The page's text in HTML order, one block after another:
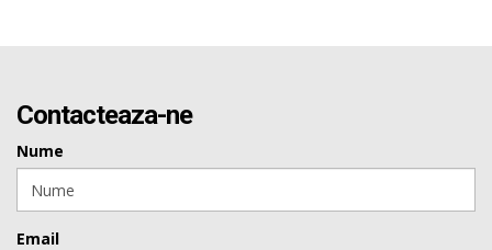
Contacteaza-ne
Nume
Email